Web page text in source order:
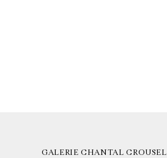
GALERIE CHANTAL CROUSEL